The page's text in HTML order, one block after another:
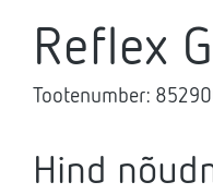
Reflex
Tootenumber:
Hind